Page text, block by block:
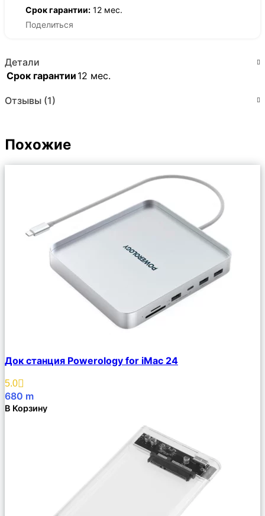
Срок гарантии: 12 мес.
Поделиться
Детали
Срок гарантии 12 мес.
Отзывы (1)
Похожие
Описание
Избранное
Док станция Powerology for iMac 24
5.0
680 m
В Корзину